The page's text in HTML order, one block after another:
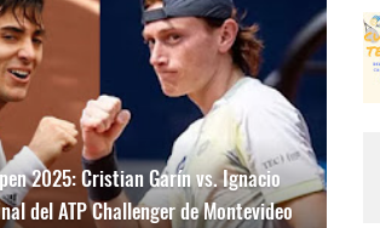
2025: Cristian Garín vs. Ignacio
del ATP Challenger de Montevideo